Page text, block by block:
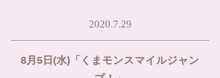
2020.7.29
8月5日(水)「くまモンスマイルジャン